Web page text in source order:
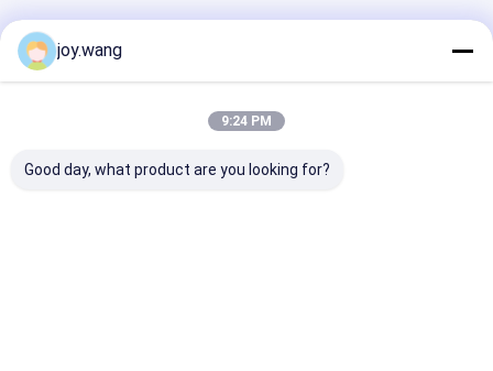
अनुशंसित उत्पाद
joy.wang
9:24 PM
Good day, what product are you looking for?